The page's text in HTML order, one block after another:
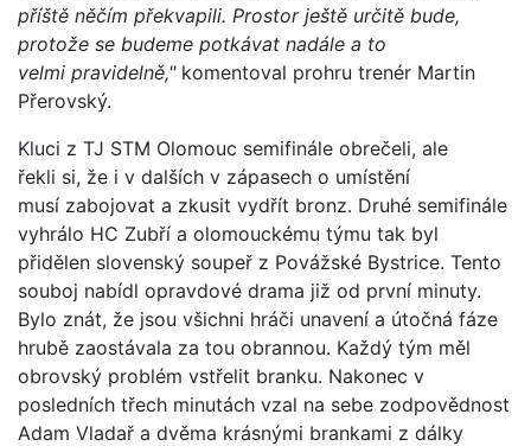
příště něčím překvapili. Prostor ještě určitě bude,
protože se budeme potkávat nadále a to
velmi pravidelně,"komentoval prohru trenér Martin
Přerovský.
Kluci z TJ STM Olomouc semifinále obrečeli, ale
řekli si, že i v dalších v zápasech o umístění
musí zabojovat a zkusit vydřít bronz. Druhé semifinále
vyhrálo HC Zubří a olomouckému týmu tak byl
přidělen slovenský soupeř z Povážské Bystrice. Tento
souboj nabídl opravdové drama již od první minuty.
Bylo znát, že jsou všichni hráči unavení a útočná fáze
hrubě zaostávala za tou obrannou. Každý tým měl
obrovský problém vstřelit branku. Nakonec v
posledních třech minutách vzal na sebe zodpovědnost
Adam Vladař a dvěma krásnými brankami z dálky